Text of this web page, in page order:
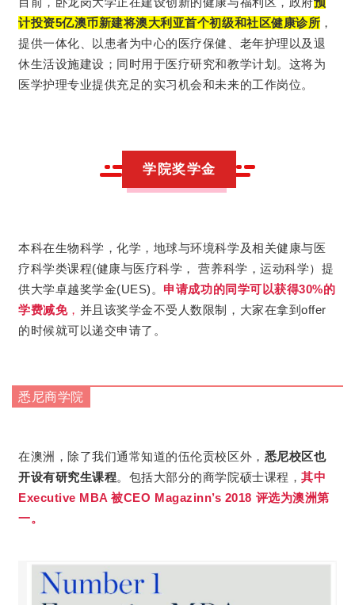
计投资5亿澳币新建将澳大利亚首个初级和社区健康诊所 ，
提供一体化、以患者为中心的医疗保健、老年护理以及退
休生活设施建设；同时用于医疗研究和教学计划。这将为
医学护理专业提供充足的实习机会和未来的工作岗位。
学院奖学金
本科在生物科学，化学，地球与环境科学及相关健康与医
疗科学类课程(健康与医疗科学， 营养科学，运动科学）提
供大学卓越奖学金(UES)。 申请成功的同学可以获得30%的
学费减免， 并且该奖学金不受人数限制，大家在拿到offer
的时候就可以递交申请了。
悉尼商学院
在澳洲，除了我们通常知道的伍伦贡校区外， 悉尼校区也
开设有研究生课程。包括大部分的商学院硕士课程，其中
Executive MBA 被CEO Magazinn’s 2018 评选为澳洲第
一。